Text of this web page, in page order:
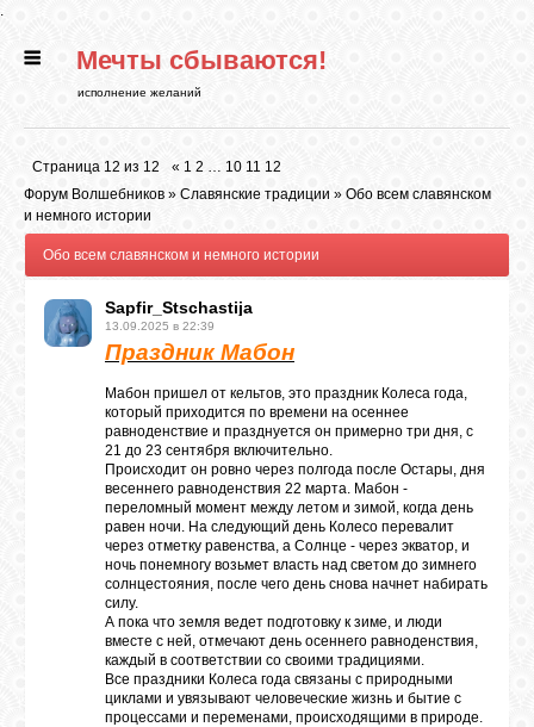
.
ГЛАВНАЯ
РИТУАЛЫ
Мечты сбываются!
исполнение желаний
Страница 12 из 12 « 1 2 … 10 11 12
Форум Волшебников » Славянские традиции » Обо всем славянском
и немного истории
Обо всем славянском и немного истории
Sapfir_Stschastija
13.09.2025 в 22:39
Праздник Мабон
Мабон пришел от кельтов, это праздник Колеса года,
который приходится по времени на осеннее
равноденствие и празднуется он примерно три дня, с
21 до 23 сентября включительно.
Происходит он ровно через полгода после Остары, дня
весеннего равноденствия 22 марта. Мабон -
переломный момент между летом и зимой, когда день
равен ночи. На следующий день Колесо перевалит
через отметку равенства, а Солнце - через экватор, и
ночь понемногу возьмет власть над светом до зимнего
солнцестояния, после чего день снова начнет набирать
силу.
А пока что земля ведет подготовку к зиме, и люди
вместе с ней, отмечают день осеннего равноденствия,
каждый в соответствии со своими традициями.
Все праздники Колеса года связаны с природными
циклами и увязывают человеческие жизнь и бытие с
процессами и переменами, происходящими в природе.